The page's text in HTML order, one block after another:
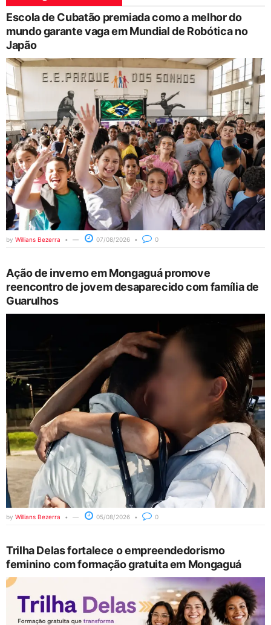
Escola de Cubatão premiada como a melhor do
mundo garante vaga em Mundial de Robótica no
Japão
by Willians Bezerra 07/08/2026 0
Ação de inverno em Mongaguá promove
reencontro de jovem desaparecido com família de
Guarulhos
by Willians Bezerra 05/08/2026 0
Trilha Delas fortalece o empreendedorismo
feminino com formação gratuita em Mongaguá